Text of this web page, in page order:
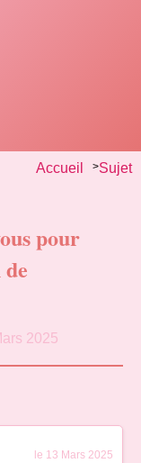
Accueil >Sujet
pour
2025
le 13 Mars 2025